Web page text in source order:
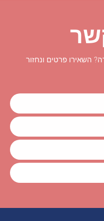
השאירו פרטים ונחזור